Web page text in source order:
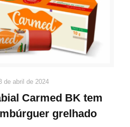
de abril de 2024
Carmed BK tem
grelhado